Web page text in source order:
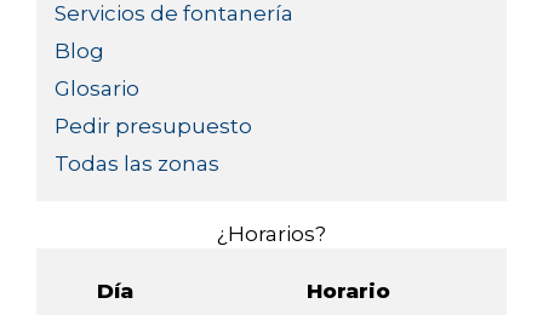
Servicios de fontanería
Blog
Glosario
Pedir presupuesto
Todas las zonas
¿Horarios?
Día Horario